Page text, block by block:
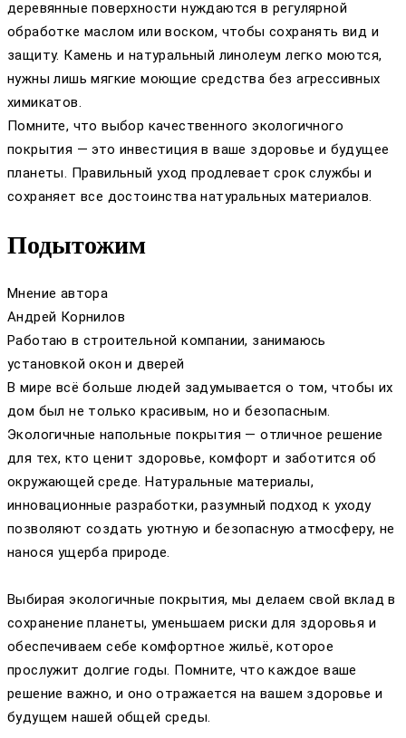
деревянные поверхности нуждаются в регулярной
обработке маслом или воском, чтобы сохранять вид и
защиту. Камень и натуральный линолеум легко моются,
нужны лишь мягкие моющие средства без агрессивных
химикатов.
Помните, что выбор качественного экологичного
покрытия — это инвестиция в ваше здоровье и будущее
планеты. Правильный уход продлевает срок службы и
сохраняет все достоинства натуральных материалов.
Подытожим
Мнение автора
Андрей Корнилов
Работаю в строительной компании, занимаюсь
установкой окон и дверей
В мире всё больше людей задумывается о том, чтобы их
дом был не только красивым, но и безопасным.
Экологичные напольные покрытия — отличное решение
для тех, кто ценит здоровье, комфорт и заботится об
окружающей среде. Натуральные материалы,
инновационные разработки, разумный подход к уходу
позволяют создать уютную и безопасную атмосферу, не
нанося ущерба природе.
Выбирая экологичные покрытия, мы делаем свой вклад в
сохранение планеты, уменьшаем риски для здоровья и
обеспечиваем себе комфортное жильё, которое
прослужит долгие годы. Помните, что каждое ваше
решение важно, и оно отражается на вашем здоровье и
будущем нашей общей среды.